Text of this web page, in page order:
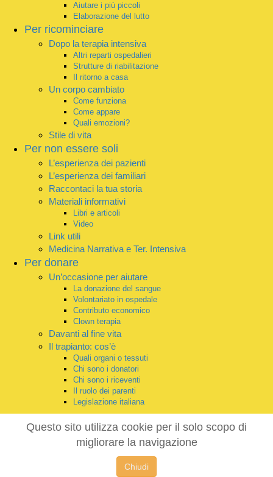
Aiutare i più piccoli
Elaborazione del lutto
Per ricominciare
Dopo la terapia intensiva
Altri reparti ospedalieri
Strutture di riabilitazione
Il ritorno a casa
Un corpo cambiato
Come funziona
Come appare
Quali emozioni?
Stile di vita
Per non essere soli
L’esperienza dei pazienti
L’esperienza dei familiari
Raccontaci la tua storia
Materiali informativi
Libri e articoli
Video
Link utili
Medicina Narrativa e Ter. Intensiva
Per donare
Un’occasione per aiutare
La donazione del sangue
Volontariato in ospedale
Contributo economico
Clown terapia
Davanti al fine vita
Il trapianto: cos’è
Quali organi o tessuti
Chi sono i donatori
Chi sono i riceventi
Il ruolo dei parenti
Legislazione italiana
Questo sito utilizza cookie per il solo scopo di
migliorare la navigazione
Chiudi